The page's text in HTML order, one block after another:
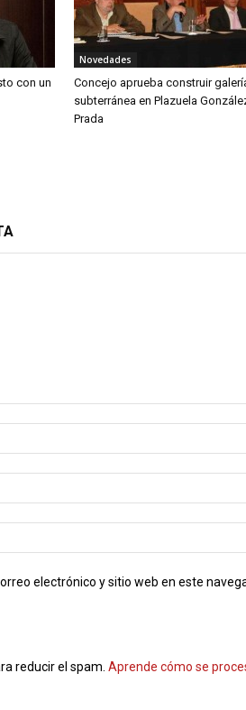
con un
Novedades
Concejo aprueba construir
subterránea en Plazuela
Prada
electrónico y sitio web en este
reducir el spam. Aprende cómo se